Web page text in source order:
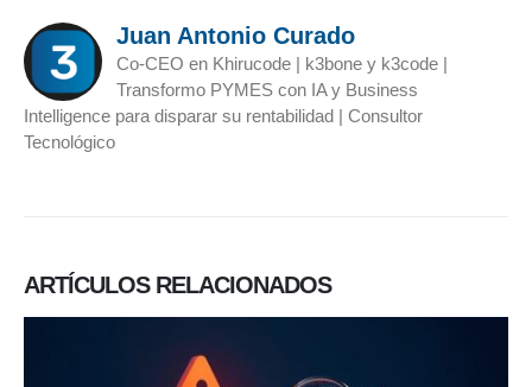
Juan Antonio Curado
Co-CEO en Khirucode | k3bone y k3code |
Transformo PYMES con IA y Business
Intelligence para disparar su rentabilidad | Consultor
Tecnológico
ARTÍCULOSRELACIONADOS